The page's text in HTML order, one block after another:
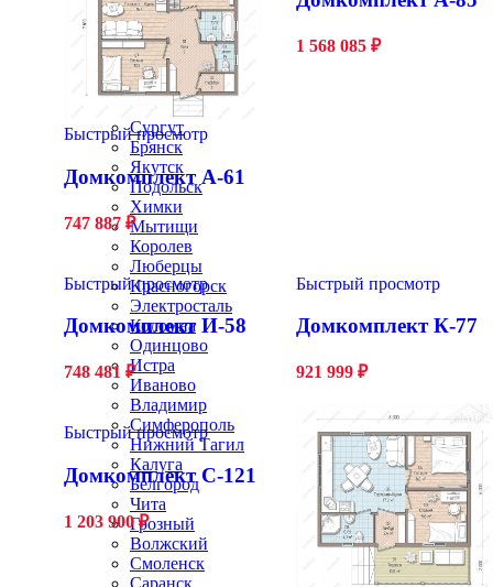
Тула
Сочи
Улан-Удэ
Курск
Тверь
Магнитогорск
Сургут
Брянск
Якутск
Подольск
Химки
Мытищи
Королев
Люберцы
Красногорск
Электросталь
Коломна
Одинцово
Истра
Иваново
Владимир
Симферополь
Нижний Тагил
Калуга
Белгород
Чита
Грозный
Волжский
Смоленск
Саранск
Быстрый просмотр
Домкомплект А-61
747 887 ₽
1 568 085 ₽
Быстрый просмотр
Домкомплект И-58
748 481 ₽
Быстрый просмотр
Домкомплект К-77
921 999 ₽
Быстрый просмотр
Домкомплект С-121
1 203 900₽